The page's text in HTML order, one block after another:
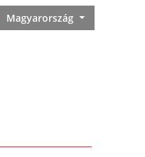
Magyarország